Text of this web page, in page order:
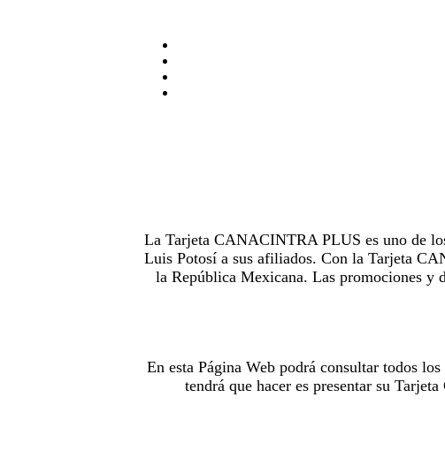
La Tarjeta CANACINTRA PLUS es uno de
Luis Potosí a sus afiliados. Con la Tarjeta
la República Mexicana. Las promociones y
En esta Página Web podrá consultar todos
tendrá que hacer es presentar su